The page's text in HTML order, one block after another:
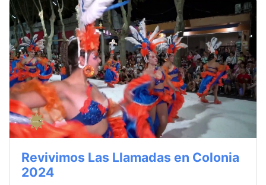
Revivimos Las Llamadas en Colonia
2024